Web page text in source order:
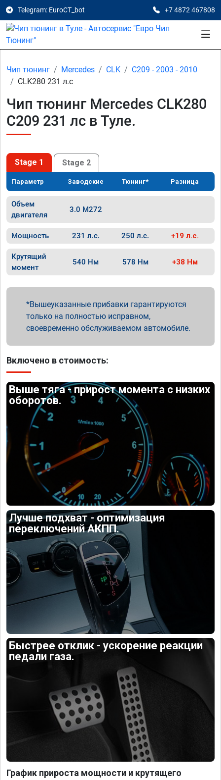
Telegram: EuroCT_bot +7 4872 467808
Чип тюнинг Mercedes CLK
C209 - 2003 - 2010
CLK280 231 л.с
Чип тюнинг Mercedes CLK280
C209 231 лс в Туле.
Stage 1 Stage 2
Параметр Заводские Тюнинг* Разница
Объем
двигателя
3.0 M272
Мощность 231 л.с. 250 л.с. +19 л.с.
Крутящий
момент
540 Нм 578 Нм +38 Нм
Вышеуказанные прибавки гарантируются
только на полностью исправном,
своевременно обслуживаемом автомобиле.
Включено в стоимость:
Выше тяга - прирост момента с низких
оборотов.
Лучше подхват - оптимизация
переключений АКПП.
Быстрее отклик - ускорение реакции
педали газа.
График прироста мощности и крутящего